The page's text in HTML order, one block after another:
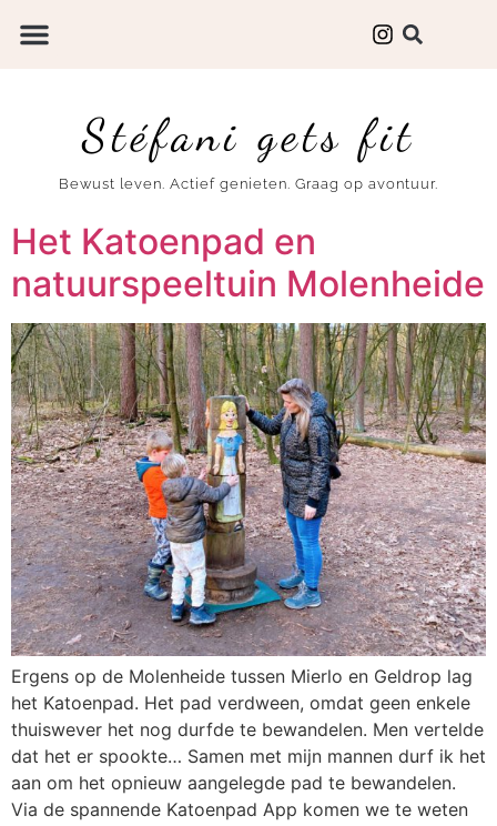
Stéfani gets fit
Bewust leven. Actief genieten. Graag op avontuur.
Het Katoenpad en
natuurspeeltuin Molenheide
Ergens op de Molenheide tussen Mierlo en Geldrop lag
het Katoenpad. Het pad verdween, omdat geen enkele
thuiswever het nog durfde te bewandelen. Men vertelde
dat het er spookte… Samen met mijn mannen durf ik het
aan om het opnieuw aangelegde pad te bewandelen.
Via de spannende Katoenpad App komen we te weten